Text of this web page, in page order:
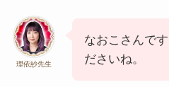
理依紗先生
なおこさんで
ださいね。